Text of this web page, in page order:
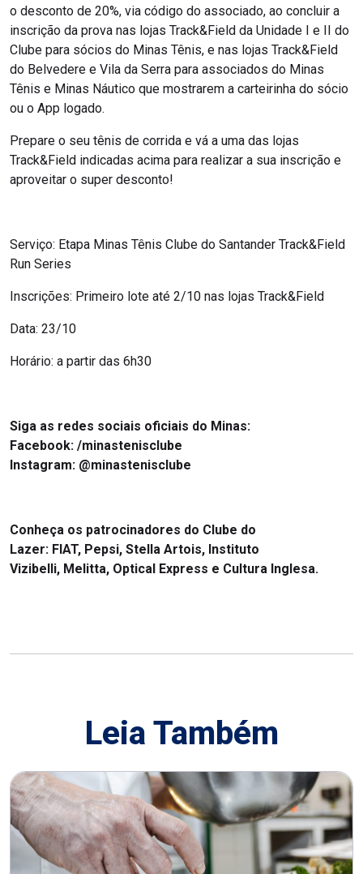
o desconto de 20%, via código do associado, ao concluir a
inscrição da prova nas lojas Track&Field da Unidade I e II do
Clube para sócios do Minas Tênis, e nas lojas Track&Field
do Belvedere e Vila da Serra para associados do Minas
Tênis e Minas Náutico que mostrarem a carteirinha do sócio
ou o App logado.
Prepare o seu tênis de corrida e vá a uma das lojas
Track&Field indicadas acima para realizar a sua inscrição e
aproveitar o super desconto!
Serviço: Etapa Minas Tênis Clube do Santander Track&Field
Run Series
Inscrições: Primeiro lote até 2/10 nas lojas Track&Field
Data: 23/10
Horário: a partir das 6h30
Siga as redes sociais oficiais do Minas:
Facebook: /minastenisclube
Instagram: @minastenisclube
Conheça os patrocinadores do Clube do
Lazer: FIAT, Pepsi, Stella Artois, Instituto
Vizibelli, Melitta, Optical Express e Cultura Inglesa.
Leia Também